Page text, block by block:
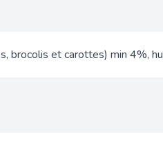
brocolis et carottes) min 4%,